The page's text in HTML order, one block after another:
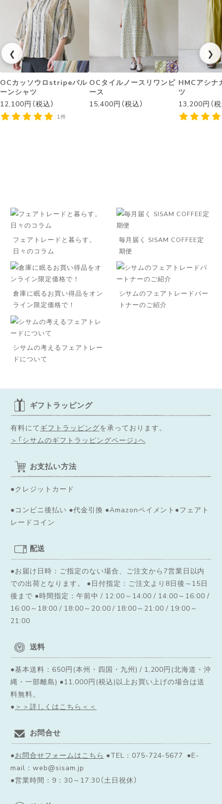
❮
OCカッソウロstripeバル
ーンシャツ
12,100円（税込）
1件
OCタイルノースリワンピ
ース
15,400円（税込）
HMCアシナ
ツ
13,200円（税
❯
フェアトレードと暮らす。
日々のコラム
毎月届く SISAM COFFEE定
期便
倉庫に眠るお買い得品をオン
ライン限定価格で！
シサムのフェアトレードパー
トナーのご紹介
シサムの考えるフェアトレー
ドについて
ギフトラッピング
有料にて ギフトラッピングを承っております。
＞「シサムのギフトラッピングページ」へ
お支払い方法
●クレジットカード
●コンビニ後払い ●代金引換 ●Amazonペイメント●フェアト
レードコイン
配送
●お届け日時：ご指定のない場合、ご注文から7営業日以内
での出荷となります。
●日付指定：ご注文より8日後～15日
後まで ●時間指定：午前中 / 12:00～14:00 / 14:00～16:00 /
16:00～18:00 / 18:00～20:00 / 18:00～21:00 / 19:00～
21:00
送料
●基本送料：650円(本州・四国・九州) / 1,200円(北海道・沖
縄・一部離島) ●11,000円(税込)以上お買い上げの場合は送
料無料。
● ＞＞詳しくはこちら＜＜
お問合せ
●お問合せフォームはこちら ●TEL：075-724-5677 ●E-
mail：web@sisam.jp
●営業時間：9：30～17:30（土日祝休）